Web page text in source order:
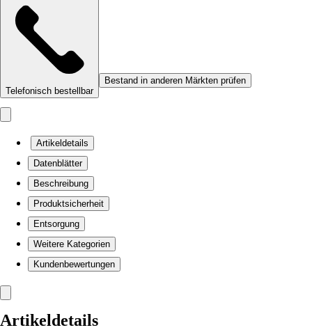
Telefonisch bestellbar
Bestand in anderen Märkten prüfen
Artikeldetails
Datenblätter
Beschreibung
Produktsicherheit
Entsorgung
Weitere Kategorien
Kundenbewertungen
Artikeldetails